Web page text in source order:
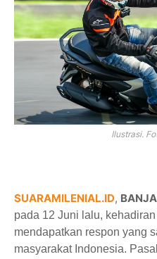
Ilustrasi.
SUARAMILENIAL.ID,
pada 12 Juni lalu,
mendapatkan respon yang
masyarakat Indonesia.